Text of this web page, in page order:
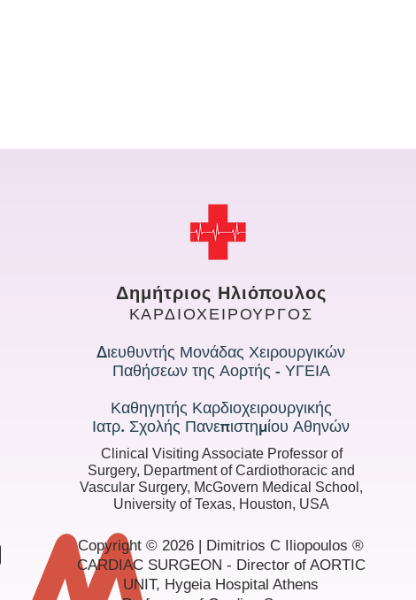
Δημήτριος Ηλιόπουλος
ΚΑΡΔΙΟΧΕΙΡΟΥΡΓΟΣ
Διευθυντής Μονάδας Χειρουργικών
Παθήσεων της Αορτής - ΥΓΕΙΑ
Καθηγητής Καρδιοχειρουργικής
Ιατρ. Σχολής Πανεπιστημίου Αθηνών
Clinical Visiting Associate Professor of
Surgery, Department of Cardiothoracic and
Vascular Surgery, McGovern Medical School,
University of Texas, Houston, USA
Copyright © 2026 | Dimitrios C Iliopoulos ®
CARDIAC SURGEON - Director of AORTIC
UNIT, Hygeia Hospital Athens